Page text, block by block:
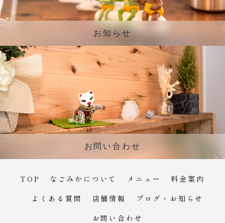
お知らせ
お問い合わせ
TOP なごみかについて メニュー
料金案内
よくある質問
店舗情報
ブログ・お知らせ
お問い合わせ